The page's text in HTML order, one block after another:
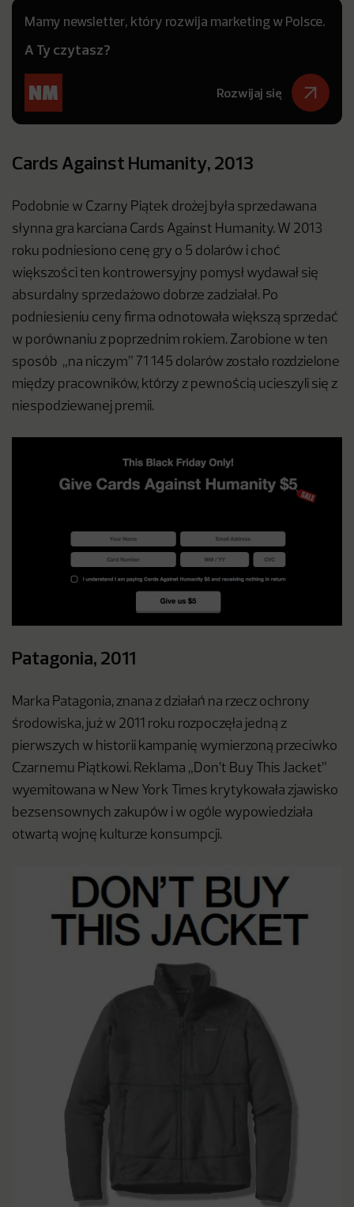
Mamy newsletter, który rozwija marketing w Polsce.
A Ty czytasz?
Rozwijaj się
Cards Against Humanity, 2013
Podobnie w Czarny Piątek drożej była sprzedawana
słynna gra karciana Cards Against Humanity. W 2013
roku podniesiono cenę gry o 5 dolarów i choć
większości ten kontrowersyjny pomysł wydawał się
absurdalny sprzedażowo dobrze zadziałał. Po
podniesieniu ceny firma odnotowała większą sprzedać
w porównaniu z poprzednim rokiem. Zarobione w ten
sposób „na niczym” 71 145 dolarów zostało rozdzielone
między pracowników, którzy z pewnością ucieszyli się z
niespodziewanej premii.
Patagonia, 2011
Marka Patagonia, znana z działań na rzecz ochrony
środowiska, już w 2011 roku rozpoczęła jedną z
pierwszych w historii kampanię wymierzoną przeciwko
Czarnemu Piątkowi. Reklama „Don’t Buy This Jacket”
wyemitowana w New York Times krytykowała zjawisko
bezsensownych zakupów i w ogóle wypowiedziała
otwartą wojnę kulturze konsumpcji.